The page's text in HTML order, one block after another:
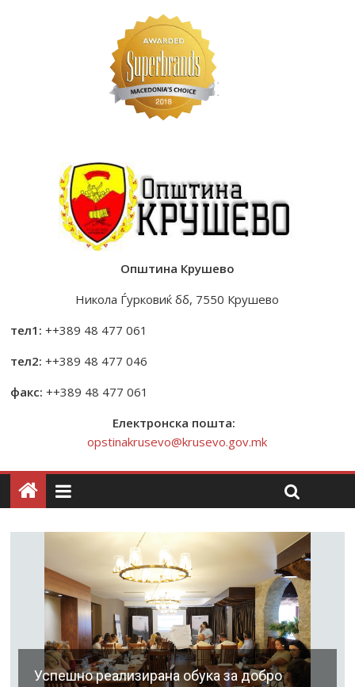
Општина Крушево
Никола Ѓурковиќ бб, 7550 Крушево
тел1: ++389 48 477 061
тел2: ++389 48 477 046
факс: ++389 48 477 061
Електронска пошта:
opstinakrusevo@krusevo.gov.mk
Успешно реализирана обука за добро